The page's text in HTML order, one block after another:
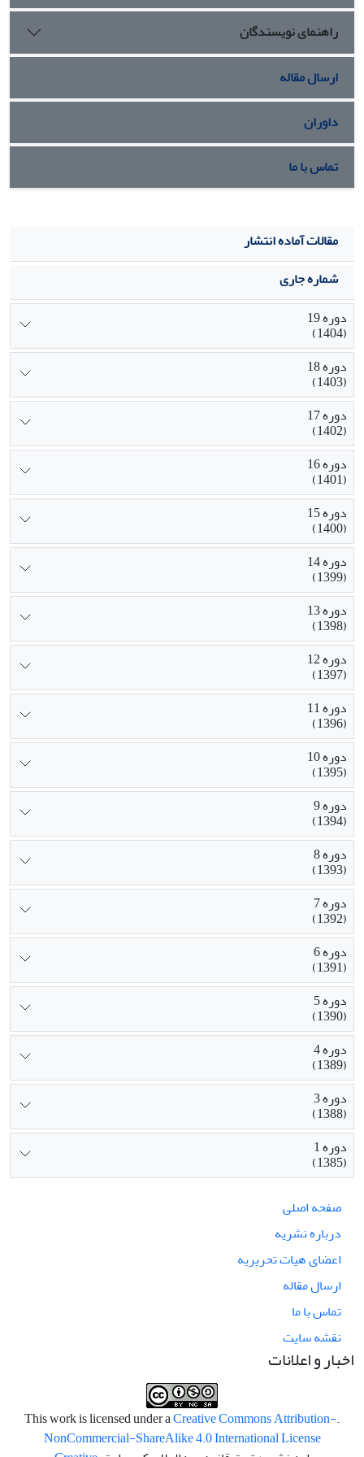
ترنس بودن، به بازتولید ساختار و گفتمان هویتی منجر می‏شود که
او را طرد می‏کند. به نظر می‌رسد در شرایط هویت رشدیافته است
که عاملیت فرد مجال می‏یابد در راستای مقاومت در برابر
گفتمان‏جنسیتی‏ دوتایی و طردکنندۀ حاکم، قد علم کند، خود را
فراتر و بیش از جنسیت هویت‏یابی کند یا به‏طور متقابل چنین
گفتمان هویتی را طرد و بر گفتمان غیردوتایی تأکید کند.
راهنمای نویسندگان
ارسال مقاله
داوران
تماس با ما
مقالات آماده انتشار
شماره جاری
دوره 19
(1404)
دوره 18
(1403)
دوره 17
(1402)
دوره 16
(1401)
دوره 15
(1400)
دوره 14
(1399)
دوره 13
(1398)
دوره 12
(1397)
دوره 11
(1396)
دوره 10
(1395)
دوره 9
(1394)
دوره 8
(1393)
دوره 7
(1392)
دوره 6
(1391)
دوره 5
(1390)
دوره 4
(1389)
دوره 3
(1388)
دوره 1
(1385)
صفحه اصلی
درباره نشریه
اعضای هیات تحریریه
ارسال مقاله
تماس با ما
نقشه سایت
اخبار و اعلانات
.This work is licensed under a
Creative Commons Attribution-
NonCommercial-ShareAlike 4.0 International License